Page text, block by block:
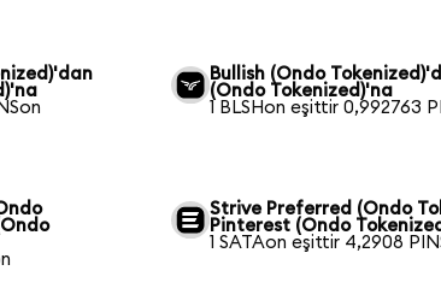
Bullish (Ondo
(Ondo Tokenized)'na
1 BLSHon eşittir 0,992763
Strive Preferred (Ondo
Pinterest (Ondo
1 SATAon eşittir 4,2908